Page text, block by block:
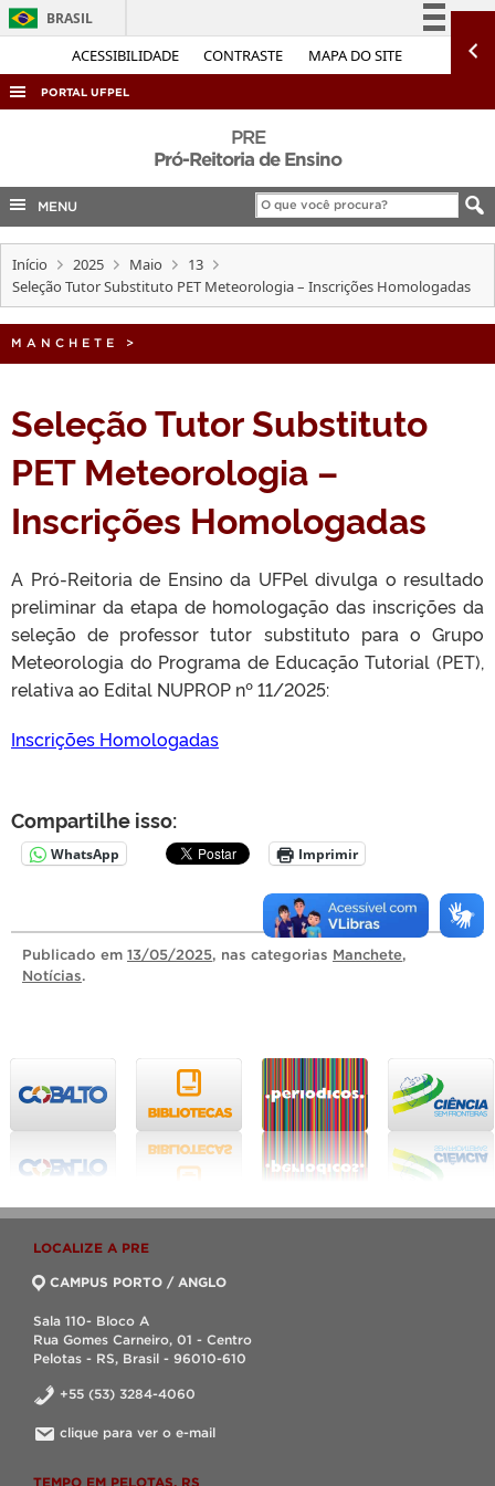
ACESSIBILIDADE CONTRASTE MAPA DO SITE
BRASIL
Simplifique!
Acesso à informação
Legislação
Canais
PORTAL UFPEL
COBALTO
CONCURSOS
EDITAIS
TELEFONES
PRE
Pró-Reitoria de Ensino
MENU
Início 2025 Maio
13
Seleção Tutor Substituto PET Meteorologia – Inscrições Homologadas
MANCHETE >
Seleção Tutor Substituto
PET Meteorologia –
Inscrições Homologadas
A Pró-Reitoria de Ensino da UFPel divulga o resultado
preliminar da etapa de homologação das inscrições da
seleção de professor tutor substituto para o Grupo
Meteorologia do Programa de Educação Tutorial (PET),
relativa ao Edital NUPROP nº 11/2025:
Inscrições Homologadas
Compartilhe isso:
WhatsApp Imprimir
Publicado em 13/05/2025, nas categorias Manchete,
Notícias.
LOCALIZE A PRE
CAMPUS PORTO / ANGLO
Sala 110- Bloco A
Rua Gomes Carneiro, 01 - Centro
Pelotas - RS, Brasil - 96010-610
+55 (53) 3284-4060
clique para ver o e-mail
TEMPO EM PELOTAS, RS